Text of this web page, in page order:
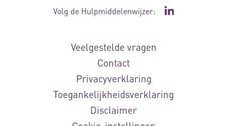
Volg de Hulpmiddelenwijzer: Ga naar de
Veelgestelde vragen
Contact
Privacyverklaring
Toegankelijkheidsverklaring
Disclaimer